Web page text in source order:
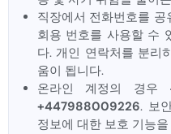
직장에서 전화번호를
회용 번호를 사용할 수
다. 개인 연락처를 분리
움이 됩니다.
온라인 계정의 경우
+447988009226. 보
정보에 대한 보호 기능